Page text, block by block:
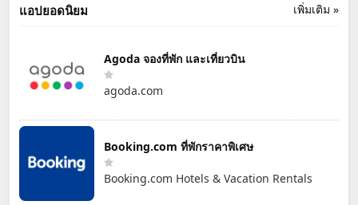
เพิ่มเติม »
แอปยอดนิยม
Agoda จองที่พัก และเที่ยวบิน
agoda.com
Booking.com ที่พักราคาพิเศษ
Booking.com Hotels & Vacation Rentals